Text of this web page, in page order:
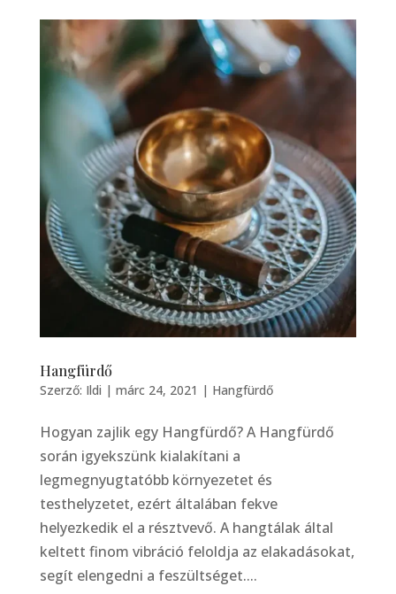
Hangfürdő
Szerző: Ildi | márc 24, 2021 | Hangfürdő
Hogyan zajlik egy Hangfürdő? A Hangfürdő
során igyekszünk kialakítani a
legmegnyugtatóbb környezetet és
testhelyzetet, ezért általában fekve
helyezkedik el a résztvevő. A hangtálak által
keltett finom vibráció feloldja az elakadásokat,
segít elengedni a feszültséget....